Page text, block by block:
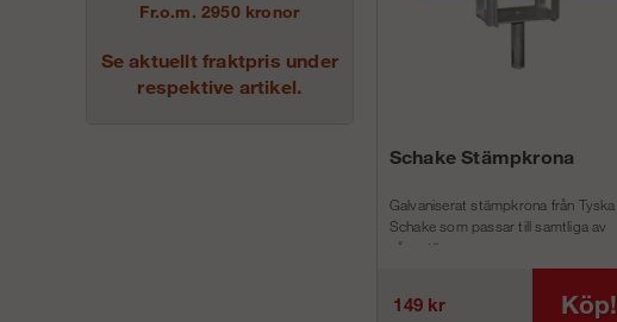
Fr.o.m. 2950 kronor
Se aktuellt fraktpris under
respektive artikel.
Schake Stämpkrona
Galvaniserat stämpkrona från Tyska
Schake som passar till samtliga av
våra stä...
149 kr Köp!